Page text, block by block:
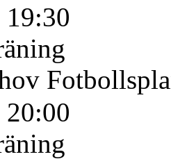
19:30
20:00